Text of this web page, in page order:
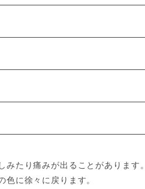
みたり痛みが出ることがあります。
色に徐々に戻ります。